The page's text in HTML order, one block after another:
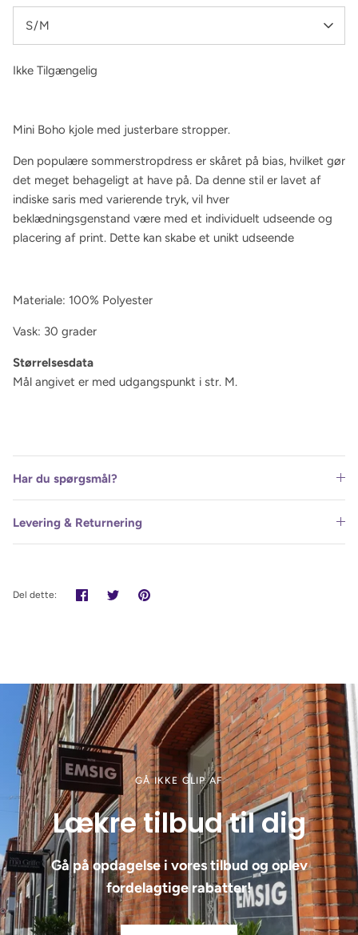
S/M
Ikke Tilgængelig
Mini Boho kjole med justerbare stropper.
Den populære sommerstropdress er skåret på bias, hvilket gør
det meget behageligt at have på. Da denne stil er lavet af
indiske saris med varierende tryk, vil hver
beklædningsgenstand være med et individuelt udseende og
placering af print. Dette kan skabe et unikt udseende
Materiale: 100% Polyester
Vask: 30 grader
Størrelsesdata
Mål angivet er med udgangspunkt i str. M.
Har du spørgsmål?
Levering & Returnering
Del dette: Del TweetPin
GÅ IKKE GLIP AF
Lækre tilbud til dig
Gå på opdagelse i vores tilbud og oplev
fordelagtige rabatter!